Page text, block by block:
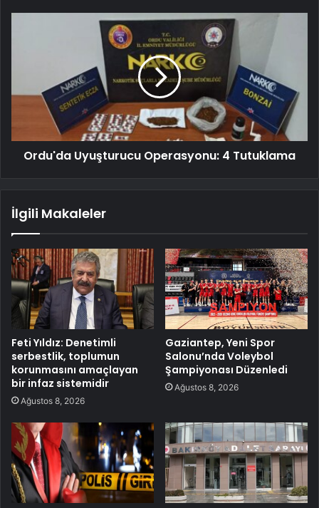
Ordu'da Uyuşturucu Operasyonu: 4 Tutuklama
İlgili Makaleler
Feti Yıldız: Denetimli
serbestlik, toplumun
korunmasını amaçlayan
bir infaz sistemidir
Ağustos 8, 2026
Gaziantep, Yeni Spor
Salonu’nda Voleybol
Şampiyonası Düzenledi
Ağustos 8, 2026